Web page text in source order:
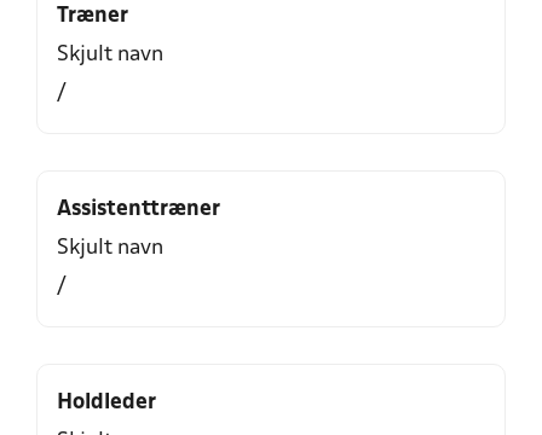
Træner
Skjult navn
/
Assistenttræner
Skjult navn
/
Holdleder